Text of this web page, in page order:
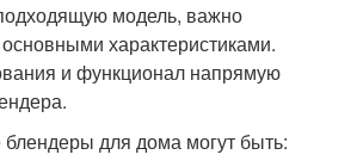
модель, важно
характеристиками.
и функционал напрямую
для дома могут быть: